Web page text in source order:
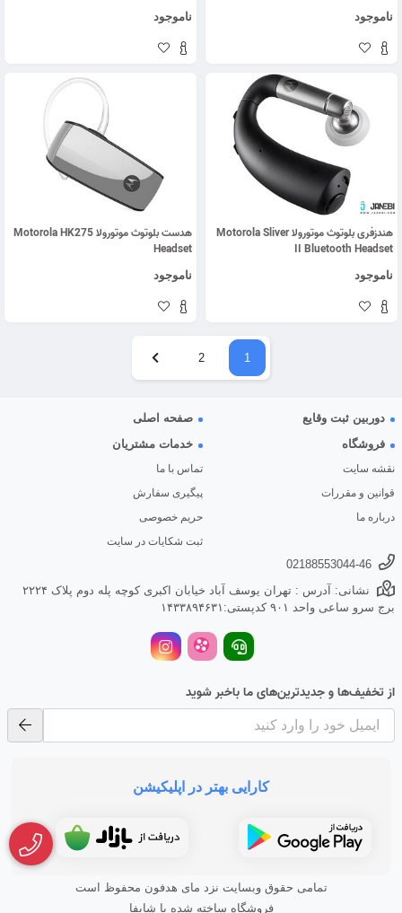
ناموجود ناموجود
هندزفری بلوتوث موتورولا Motorola Sliver
II Bluetooth Headset
ناموجود
هدست بلوتوث موتورولا Motorola HK275
Headset
ناموجود
1
2
دوربین ثبت وقایع
صفحه اصلی
فروشگاه
نقشه سایت
قوانین و مقررات
درباره ما
خدمات مشتریان
تماس با ما
پیگیری سفارش
حریم خصوصی
ثبت شکایات در سایت
02188553044-46
نشانی: آدرس : تهران یوسف آباد خیابان اکبری کوچه پله دوم پلاک ۲۲۲۴
برج سرو ساعی واحد ۹۰۱ کدپستی:۱۴۳۳۸۹۴۶۳۱
از تخفیف‌ها و جدیدترین‌های ما باخبر شوید
کارایی بهتر در اپلیکیشن
تمامی حقوق وبسایت نزد مای هدفون محفوظ است
فروشگاه ساخته شده با شاپفا